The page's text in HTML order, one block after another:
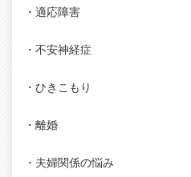
・適応障害
・不安神経症
・ひきこもり
・離婚
・夫婦関係の悩み